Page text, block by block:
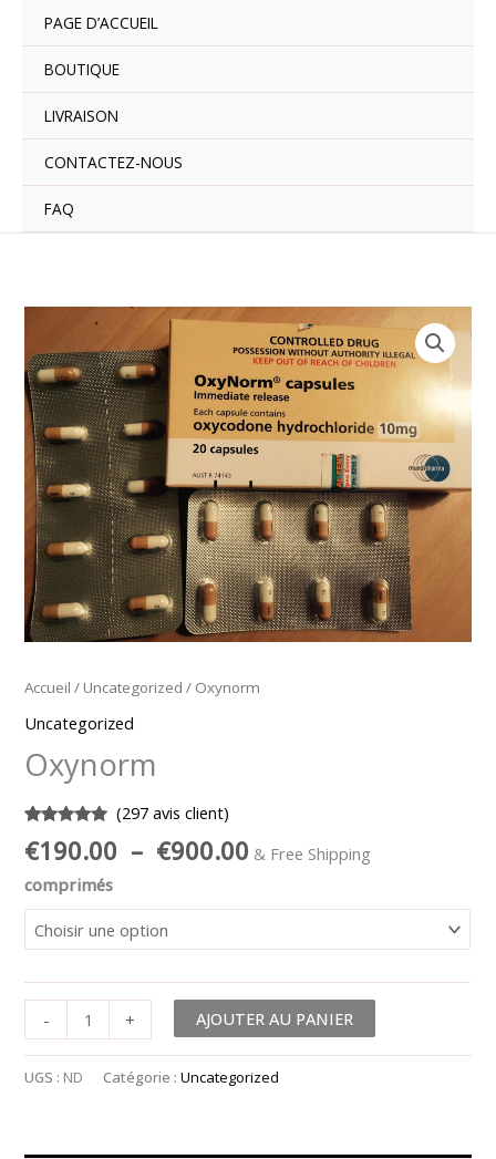
contenu
PAGE D’ACCUEIL
BOUTIQUE
LIVRAISON
CONTACTEZ-NOUS
FAQ
Accueil / Uncategorized / Oxynorm
Uncategorized
Oxynorm
sur 5
notations
client
(297 avis client)
€190.00 – €900.00
Plage
de
prix :
€190.00
à
€900.00
& Free Shipping
comprimés
-
Oxynorm
+ AJOUTER AU PANIER
UGS : ND Catégorie :Uncategorized